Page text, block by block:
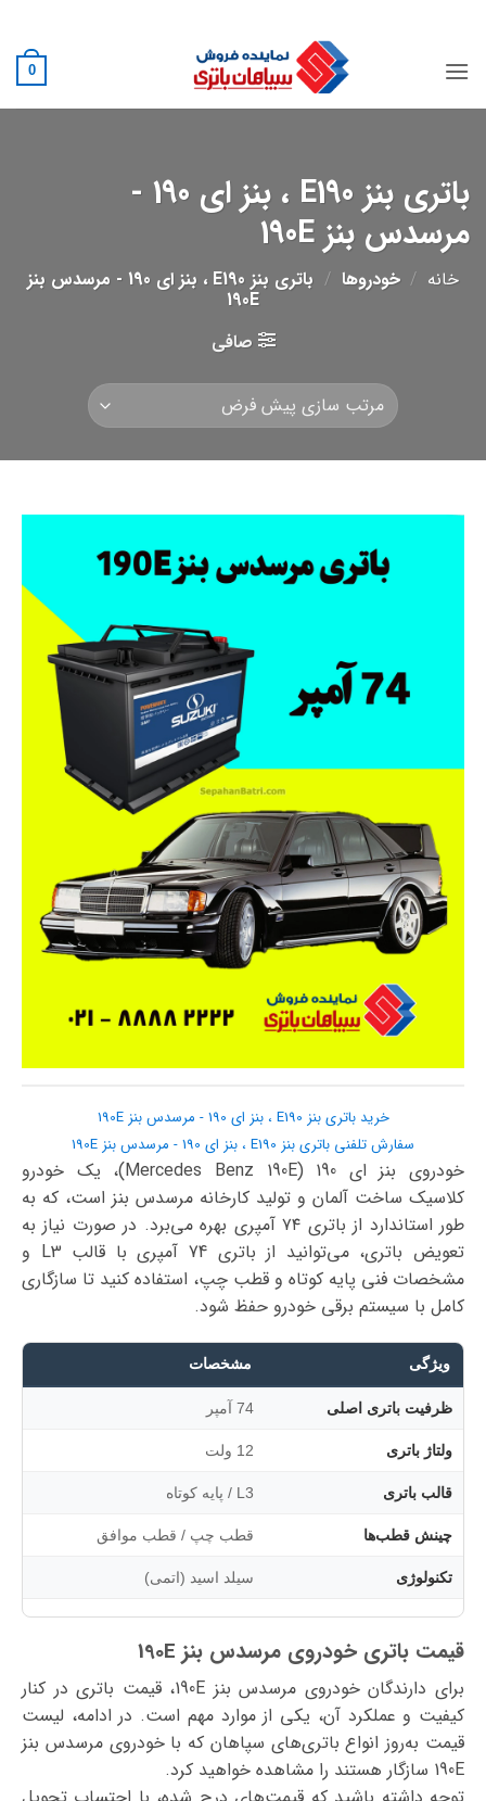
content
0
باتری بنز E190 ، بنز ای 190 -
مرسدس بنز 190E
خانه / خودروها / باتری بنز E190 ، بنز ای 190 - مرسدس بنز
190E
صافی
خرید باتری بنز E190 ، بنز ای 190 - مرسدس بنز 190E
سفارش تلفنی باتری بنز E190 ، بنز ای 190 - مرسدس بنز 190E
خودروی بنز ای 190 (Mercedes Benz 190E)، یک خودرو
کلاسیک ساخت آلمان و تولید کارخانه مرسدس بنز است، که به
طور استاندارد از باتری ۷۴ آمپری بهره می‌برد. در صورت نیاز به
تعویض باتری، می‌توانید از باتری 74 آمپری با قالب L3 و
مشخصات فنی پایه کوتاه و قطب چپ، استفاده کنید تا سازگاری
کامل با سیستم برقی خودرو حفظ شود.
ویژگی مشخصات
ظرفیت باتری اصلی 74 آمپر
ولتاژ باتری 12 ولت
قالب باتری L3 / پایه کوتاه
چینش قطب‌ها قطب چپ / قطب موافق
تکنولوژی سیلد اسید (اتمی)
قیمت باتری خودروی مرسدس بنز 190E
برای دارندگان خودروی مرسدس بنز 190E، قیمت باتری در کنار
کیفیت و عملکرد آن، یکی از موارد مهم است. در ادامه، لیست
قیمت به‌روز انواع باتری‌های سپاهان که با خودروی مرسدس بنز
190E سازگار هستند را مشاهده خواهید کرد.